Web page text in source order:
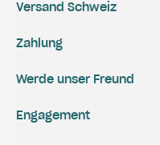
Versand Schweiz
Zahlung
Engagement
Werde unser Freund